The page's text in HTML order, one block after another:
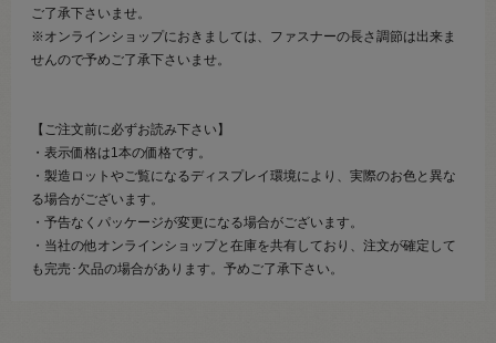
ご了承下さいませ。
※オンラインショップにおきましては、ファスナーの長さ調節は出来ま
せんので予めご了承下さいませ。
【ご注文前に必ずお読み下さい】
・表示価格は1本の価格です。
・製造ロットやご覧になるディスプレイ環境により、実際のお色と異な
る場合がございます。
・予告なくパッケージが変更になる場合がございます。
・当社の他オンラインショップと在庫を共有しており、注文が確定して
も完売･欠品の場合があります。予めご了承下さい。